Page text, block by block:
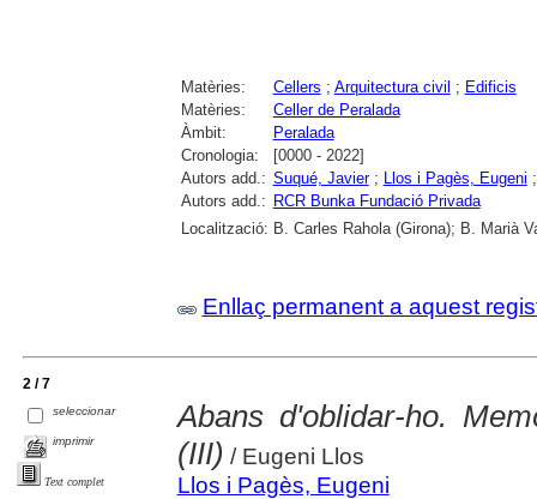
Matèries: Cellers ; Arquitectura civil ; Edificis
Matèries:
Celler de Peralada
Àmbit:
Peralada
Cronologia:
[0000 - 2022]
Autors add.: Suqué, Javier; Llos i Pagès, Eugeni
Autors add.: RCR Bunka Fundació Privada
Localització: B. Carles Rahola (Girona); B. Marià
Enllaç permanent a aquest
2 / 7
seleccionar
imprimir
Text complet
Abans d'oblidar-ho.
(III) / Eugeni Llos
Llos i Pagès, Eugeni